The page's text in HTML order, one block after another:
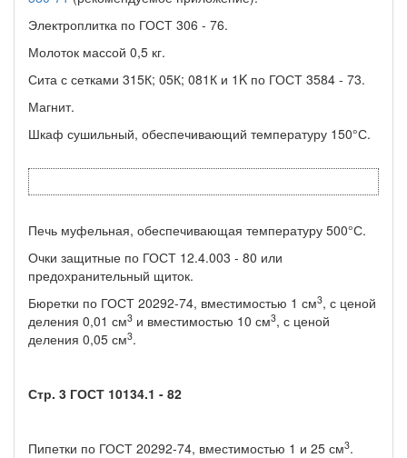
Электроплитка по ГОСТ 306 - 76.
Молоток массой 0,5 кг.
Сита с сетками 315К; 05К; 081К и 1K по ГОСТ 3584 - 73.
Магнит.
Шкаф сушильный, обеспечивающий температуру 150°С.
Печь муфельная, обеспечивающая температуру 500°С.
Очки защитные по ГОСТ 12.4.003 - 80 или
предохранительный щиток.
Бюретки по ГОСТ 20292-74, вместимостью 1 см3, с ценой
деления 0,01 см3 и вместимостью 10 см3, с ценой
деления 0,05 см3.
Стр. 3 ГОСТ 10134.1 - 82
Пипетки по ГОСТ 20292-74, вместимостью 1 и 25 см3.